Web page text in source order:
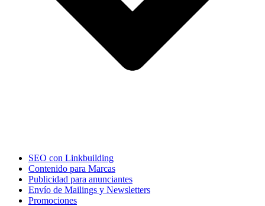
SEO con Linkbuilding
Contenido para Marcas
Publicidad para anunciantes
Envío de Mailings y Newsletters
Promociones